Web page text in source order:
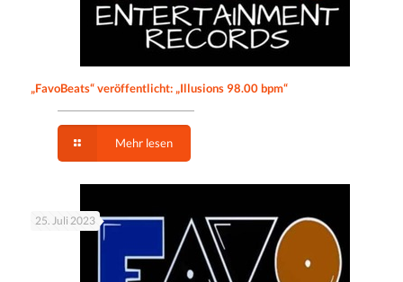
„FavoBeats“ veröffentlicht: „Illusions 98.00 bpm“
Mehr lesen
25. Juli 2023